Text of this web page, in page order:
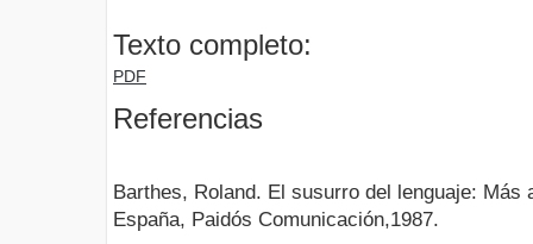
Texto completo:
PDF
Referencias
Barthes, Roland. El susurro del lenguaje:
España, Paidós Comunicación,1987.